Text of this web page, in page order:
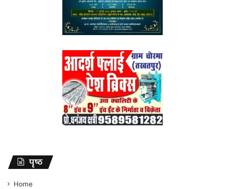
पृष्ठ
Home